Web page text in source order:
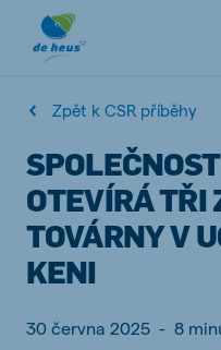
Zpět k CSR příběhy
OTEVÍRÁ TŘI
TOVÁRNY V
KENI
30 června 2025 - 8